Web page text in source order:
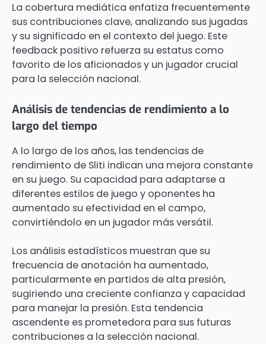
La cobertura mediática enfatiza frecuentemente
sus contribuciones clave, analizando sus jugadas
y su significado en el contexto del juego. Este
feedback positivo refuerza su estatus como
favorito de los aficionados y un jugador crucial
para la selección nacional.
Análisis de tendencias de rendimiento a lo
largo del tiempo
A lo largo de los años, las tendencias de
rendimiento de Sliti indican una mejora constante
en su juego. Su capacidad para adaptarse a
diferentes estilos de juego y oponentes ha
aumentado su efectividad en el campo,
convirtiéndolo en un jugador más versátil.
Los análisis estadísticos muestran que su
frecuencia de anotación ha aumentado,
particularmente en partidos de alta presión,
sugiriendo una creciente confianza y capacidad
para manejar la presión. Esta tendencia
ascendente es prometedora para sus futuras
contribuciones a la selección nacional.